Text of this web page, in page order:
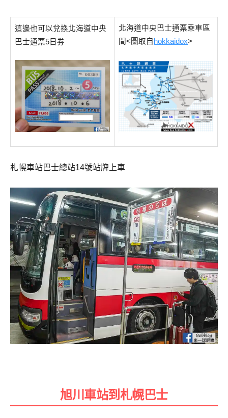
這邊也可以兌換北海道中央
巴士通票5日券
北海道中央巴士通票乘車區
間<圖取自 hokkaidox>
札幌車站巴士總站14號站牌上車
旭川車站到札幌巴士